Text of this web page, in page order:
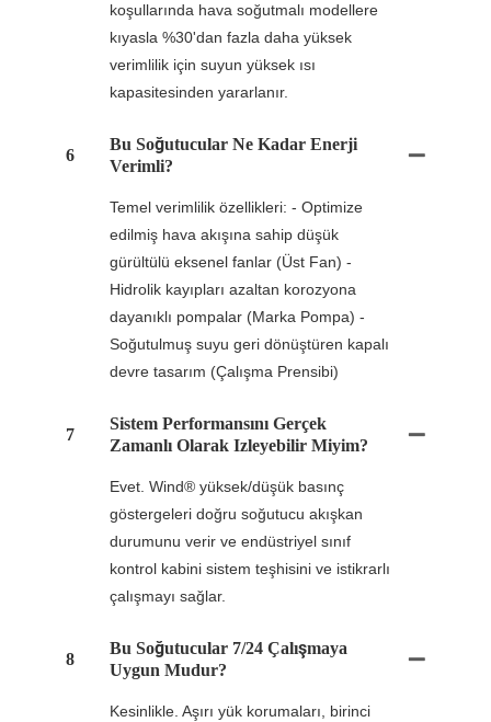
koşullarında hava soğutmalı modellere
kıyasla %30'dan fazla daha yüksek
verimlilik için suyun yüksek ısı
kapasitesinden yararlanır.
6
Bu Soğutucular Ne Kadar Enerji
Verimli?
Temel verimlilik özellikleri: - Optimize
edilmiş hava akışına sahip düşük
gürültülü eksenel fanlar (Üst Fan) -
Hidrolik kayıpları azaltan korozyona
dayanıklı pompalar (Marka Pompa) -
Soğutulmuş suyu geri dönüştüren kapalı
devre tasarım (Çalışma Prensibi)
7
Sistem Performansını Gerçek
Zamanlı Olarak Izleyebilir Miyim?
Evet. Wind® yüksek/düşük basınç
göstergeleri doğru soğutucu akışkan
durumunu verir ve endüstriyel sınıf
kontrol kabini sistem teşhisini ve istikrarlı
çalışmayı sağlar.
8
Bu Soğutucular 7/24 Çalışmaya
Uygun Mudur?
Kesinlikle. Aşırı yük korumaları, birinci